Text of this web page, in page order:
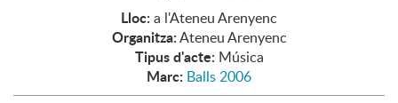
Lloc: a l'Ateneu Arenyenc
Organitza:Ateneu Arenyenc
Tipus d'acte: Música
Marc: Balls 2006